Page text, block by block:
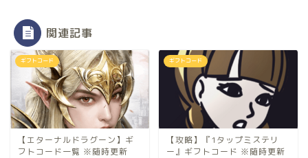
関連記事
ギフトコード
【エターナルドラグーン】ギ
フトコード一覧 ※随時更新
ギフトコード
【攻略】『1タップミステリ
ー』ギフトコード ※随時更新